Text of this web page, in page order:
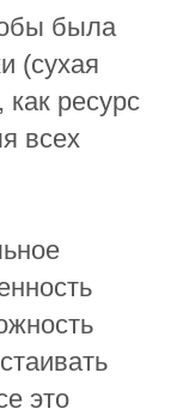
была
(сухая
как ресурс
всех
это